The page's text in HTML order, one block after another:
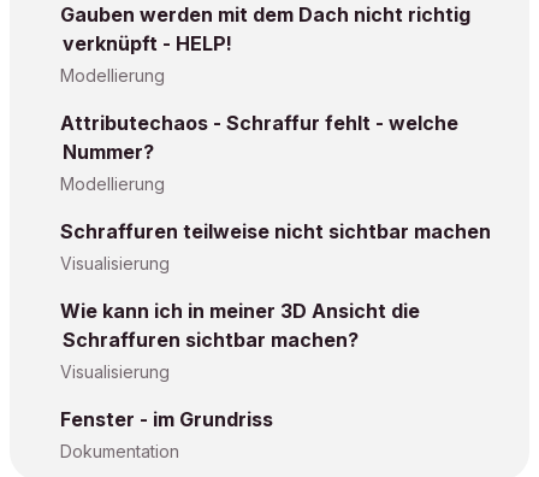
Gauben werden mit dem Dach nicht richtig
verknüpft - HELP!
Modellierung
Attributechaos - Schraffur fehlt - welche
Nummer?
Modellierung
Schraffuren teilweise nicht sichtbar machen
Visualisierung
Wie kann ich in meiner 3D Ansicht die
Schraffuren sichtbar machen?
Visualisierung
Fenster - im Grundriss
Dokumentation